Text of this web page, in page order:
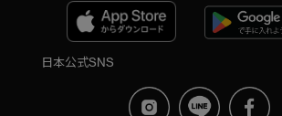
日本公式SNS